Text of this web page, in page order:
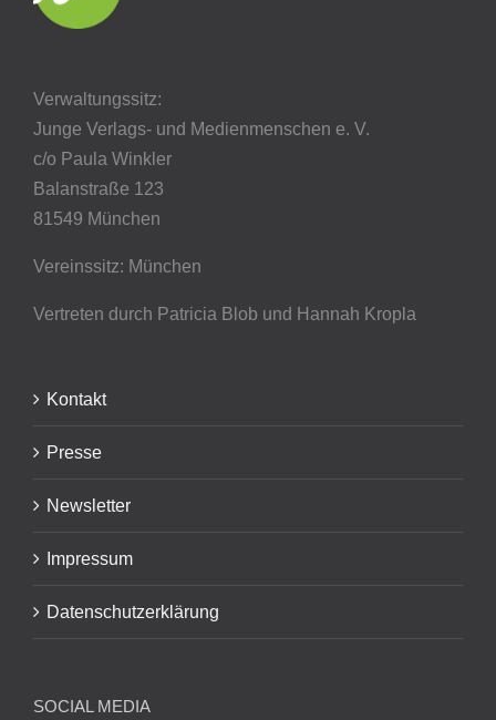
Verwaltungssitz:
Junge Verlags- und Medienmenschen e. V.
c/o Paula Winkler
Balanstraße 123
81549 München
Vereinssitz: München
Vertreten durch Patricia Blob und Hannah Kropla
Kontakt
Presse
Newsletter
Impressum
Datenschutzerklärung
SOCIAL MEDIA